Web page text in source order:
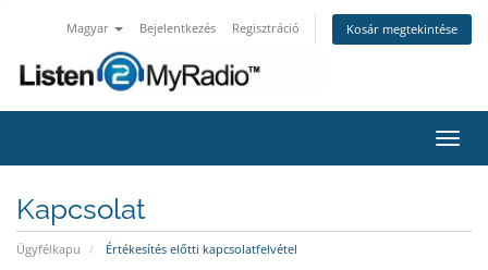
Magyar Bejelentkezés Regisztráció Kosár megtekintése
a
Kapcsolat
Ügyfélkapu Értékesítés előtti kapcsolatfelvétel